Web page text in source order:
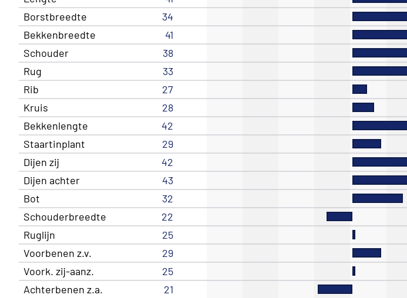
Borstbreedte
34
Bekkenbreedte
41
Schouder
38
Rug
33
Rib
27
Kruis
28
Bekkenlengte
42
Staartinplant
29
Dijen zij
42
Dijen achter
43
Bot
32
Schouderbreedte
22
Ruglijn
25
Voorbenen z.v.
29
Voork. zij-aanz.
25
Achterbenen z.a.
21